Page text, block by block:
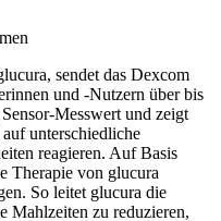
sendet das Dexcom
und -Nutzern über bis
Messwert und zeigt
unterschiedliche
reagieren. Auf Basis
Therapie von glucura
So leitet glucura die
Mahlzeiten zu reduzieren,